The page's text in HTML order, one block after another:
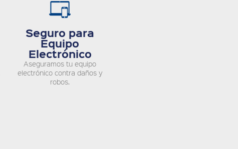
Seguro para
Equipo
Electrónico
Aseguramos tu equipo
electrónico contra daños y
robos.